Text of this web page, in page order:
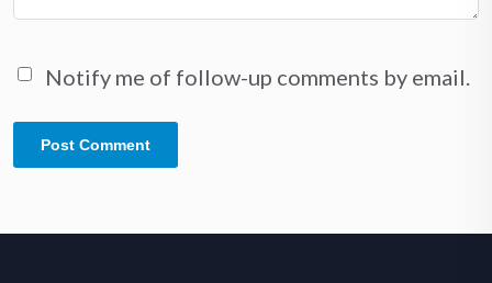
Notify me of follow-up comments by email.